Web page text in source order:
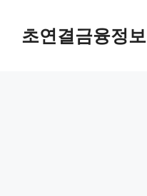
초연결금융정보